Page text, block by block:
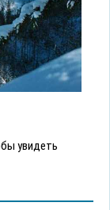
увидеть